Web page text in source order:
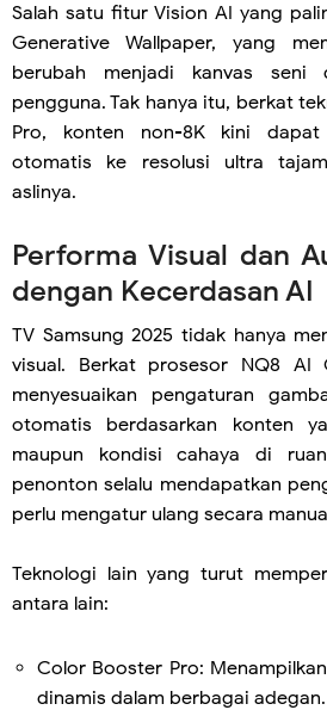
Salah satu fitur Vision AI yang
Generative Wallpaper, yang
berubah menjadi kanvas seni
pengguna. Tak hanya itu, berkat
Pro, konten non-8K kini dapat
otomatis ke resolusi ultra
aslinya.
Performa Visual dan
dengan Kecerdasan AI
TV Samsung 2025 tidak hanya
visual. Berkat prosesor NQ8 AI
menyesuaikan pengaturan
otomatis berdasarkan konten
maupun kondisi cahaya di
penonton selalu mendapatkan
perlu mengatur ulang secara
Teknologi lain yang turut
antara lain:
Color Booster Pro:
dinamis dalam berbagai adegan.